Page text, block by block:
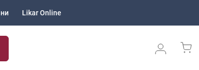
Likar Online